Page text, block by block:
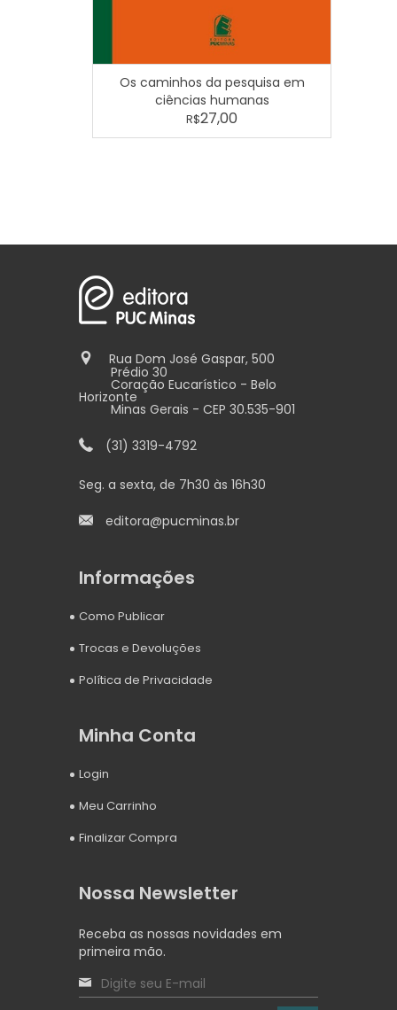
Os caminhos da pesquisa em
ciências humanas
R$27,00
Rua Dom José Gaspar, 500
Prédio 30
Coração Eucarístico - Belo
Horizonte
Minas Gerais - CEP 30.535-901
(31) 3319-4792
Seg. a sexta, de 7h30 às 16h30
editora@pucminas.br
Informações
Como Publicar
Trocas e Devoluções
Política de Privacidade
Minha Conta
Login
Meu Carrinho
Finalizar Compra
Nossa Newsletter
Receba as nossas novidades em
primeira mão.